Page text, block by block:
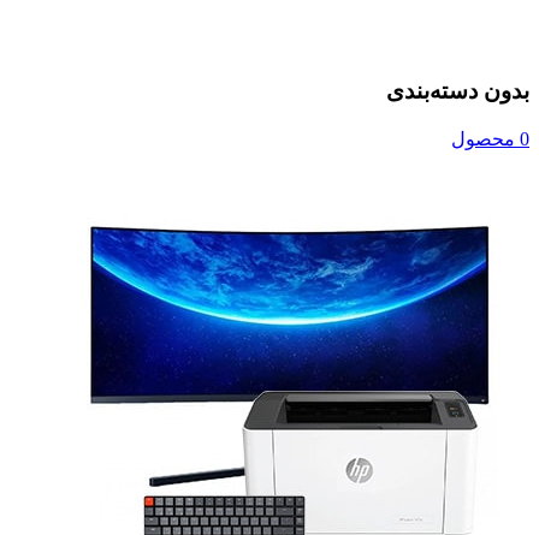
بدون دسته‌بندی
0 محصول